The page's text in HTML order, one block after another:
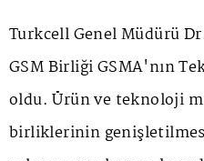
Turkcell Genel Müdürü
GSM Birliği GSMA'nın
oldu. Ürün ve teknoloji
birliklerinin